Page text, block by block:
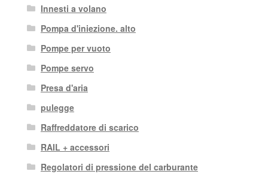
Innesti a volano
Pompa d'iniezione. alto
Pompe per vuoto
Pompe servo
Presa d'aria
pulegge
Raffreddatore di scarico
RAIL + accessori
Regolatori di pressione del carburante